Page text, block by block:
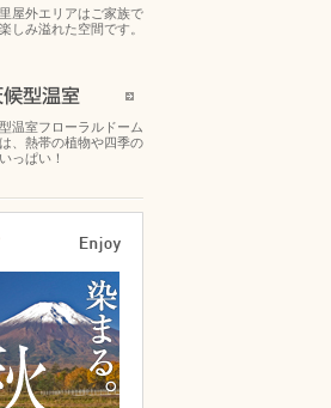
屋外エリアはご家族で
しみ溢れた空間です。
温室フローラルドーム
、熱帯の植物や四季の
っぱい！